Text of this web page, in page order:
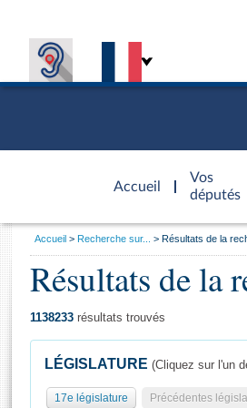
Accueil
d'accueil
Vos
députés
Général
Vous
Accueil Recherche sur... Résultats de la
Résultats de la
1138233 résultats trouvés
LÉGISLATURE (Cliquez sur l'un
17e législature Précédentes